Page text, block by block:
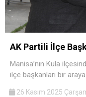
AK Partili İlçe
Manisa’nın Kula
ilçe başkanları bir
26 Kasım 2025